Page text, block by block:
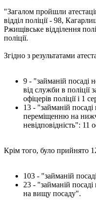
"Загалом пройшли
відділ поліції - 98,
Ржищівське відділення
поліції.
Згідно з результатами
9 - "займаній посаді
від служби в поліції
офіцерів поліції і 1
13 - "займаній посаді
переміщенню на
невідповідність": 11
Крім того, було прийнято
103 - "займаній
23 - "займаній посаді
на вищу посаду".